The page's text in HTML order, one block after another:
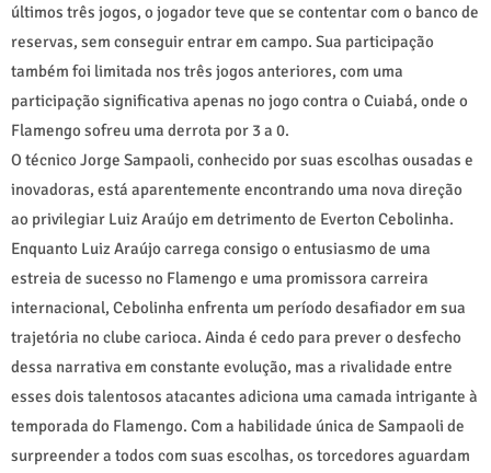
últimos três jogos, o jogador teve que se contentar com o banco de
reservas, sem conseguir entrar em campo. Sua participação
também foi limitada nos três jogos anteriores, com uma
participação significativa apenas no jogo contra o Cuiabá, onde o
Flamengo sofreu uma derrota por 3 a 0.
O técnico Jorge Sampaoli, conhecido por suas escolhas ousadas e
inovadoras, está aparentemente encontrando uma nova direção
ao privilegiar Luiz Araújo em detrimento de Everton Cebolinha.
Enquanto Luiz Araújo carrega consigo o entusiasmo de uma
estreia de sucesso no Flamengo e uma promissora carreira
internacional, Cebolinha enfrenta um período desafiador em sua
trajetória no clube carioca. Ainda é cedo para prever o desfecho
dessa narrativa em constante evolução, mas a rivalidade entre
esses dois talentosos atacantes adiciona uma camada intrigante à
temporada do Flamengo. Com a habilidade única de Sampaoli de
surpreender a todos com suas escolhas, os torcedores aguardam